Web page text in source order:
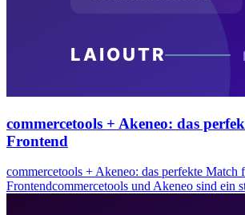
commercetools + Akeneo: das
Frontend
commercetools + Akeneo: das perfekte Match
Frontendcommercetools und Akeneo sind ein